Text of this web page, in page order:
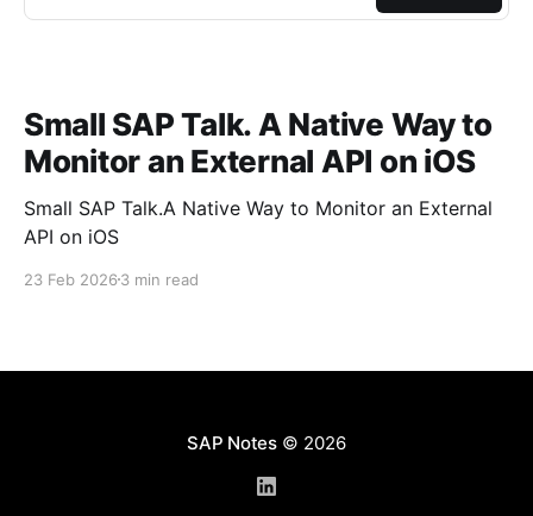
Small SAP Talk. A Native Way to
Monitor an External API on iOS
Small SAP Talk.A Native Way to Monitor an External
API on iOS
23 Feb 2026 3 min read
SAP Notes© 2026